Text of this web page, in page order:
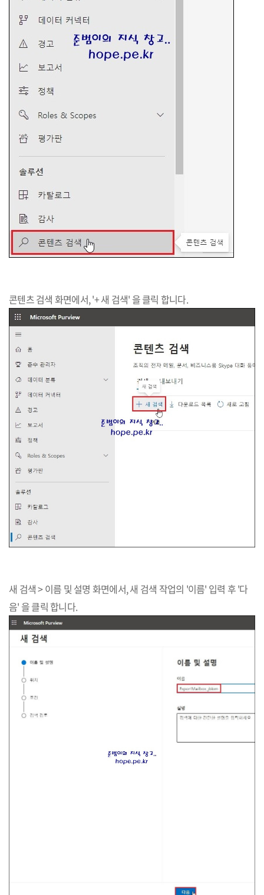
콘텐츠 검색 화면에서, '+ 새 검색' 을 클릭 합니다.
새 검색 > 이름 및 설명 화면에서, 새 검색 작업의 '이름' 입력 후 '다
음' 을 클릭 합니다.